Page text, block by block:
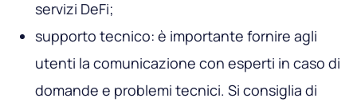
servizi DeFi;
supporto tecnico: è importante fornire agli
utenti la comunicazione con esperti in caso di
domande e problemi tecnici. Si consiglia di